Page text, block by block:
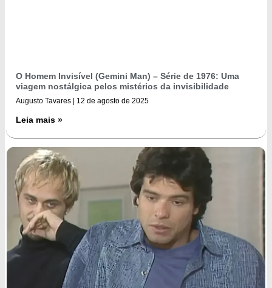
O Homem Invisível (Gemini Man) – Série de 1976: Uma
viagem nostálgica pelos mistérios da invisibilidade
Augusto Tavares 12 de agosto de 2025
Leia mais »